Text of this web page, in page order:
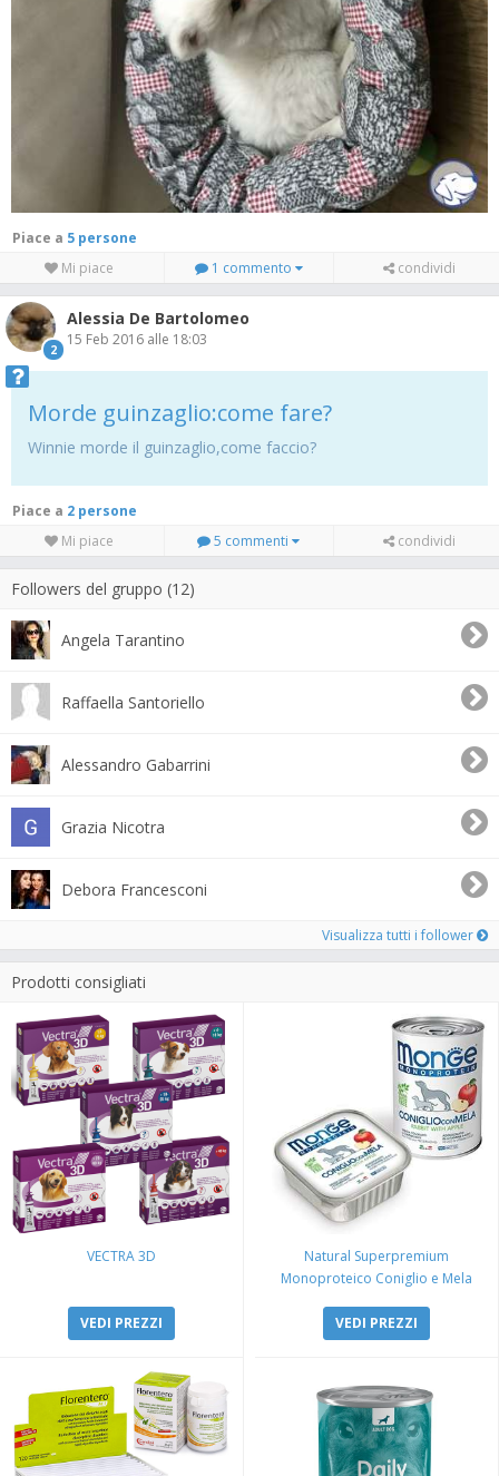
Piace a
5 persone
Mi piace
1 commento condividi
2
Alessia De Bartolomeo
15 Feb 2016 alle 18:03
Morde guinzaglio:come fare?
Winnie morde il guinzaglio,come faccio?
Piace a
2 persone
Mi piace
5 commenti condividi
Followers del gruppo (12)
Angela Tarantino
Raffaella Santoriello
Alessandro Gabarrini
Grazia Nicotra
Debora Francesconi
Visualizza tutti i follower
Prodotti consigliati
VECTRA 3D
VEDI PREZZI
Natural Superpremium
Monoproteico Coniglio e Mela
VEDI PREZZI